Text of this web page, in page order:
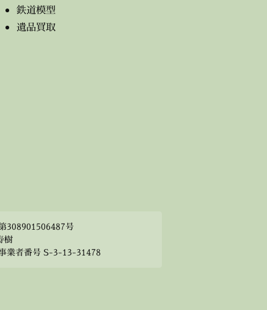
鉄道模型
遺品買取
308901506487号
樹
業者番号 S-3-13-31478